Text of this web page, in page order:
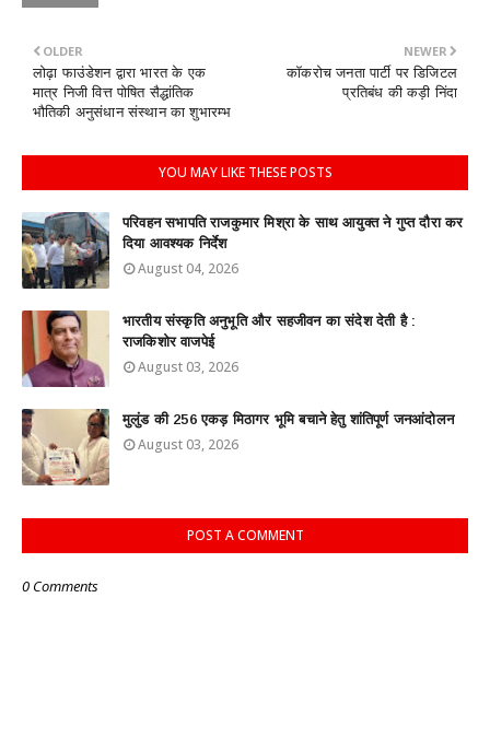
NEWER
कॉकरोच जनता पार्टी पर डिजिटल
प्रतिबंध की कड़ी निंदा
OLDER
लोढ़ा फाउंडेशन द्वारा भारत के एक
मात्र निजी वित्त पोषित सैद्धांतिक
भौतिकी अनुसंधान संस्थान का शुभारम्भ
YOU MAY LIKE THESE POSTS
परिवहन सभापति राजकुमार मिश्रा के साथ आयुक्त ने गुप्त दौरा कर
दिया आवश्यक निर्देश
August 04, 2026
भारतीय संस्कृति अनुभूति और सहजीवन का संदेश देती है :
राजकिशोर वाजपेई
August 03, 2026
मुलुंड की 256 एकड़ मिठागर भूमि बचाने हेतु शांतिपूर्ण जनआंदोलन
August 03, 2026
POST A COMMENT
0 Comments